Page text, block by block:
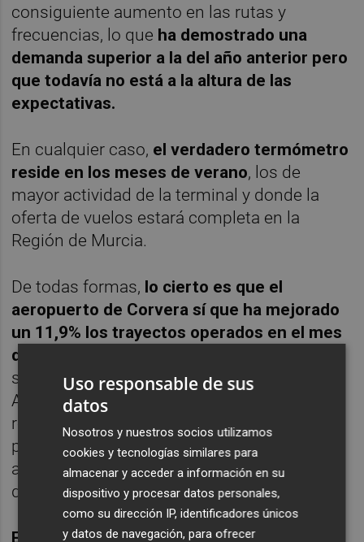
consiguiente aumento en las rutas y
frecuencias, lo que ha demostrado una
demanda superior a la del año anterior pero
que todavía no está a la altura de las
expectativas.
En cualquier caso, el verdadero termómetro
reside en los meses de verano, los de
mayor actividad de la terminal y donde la
oferta de vuelos estará completa en la
Región de Murcia.
De todas formas, lo cierto es que el
aeropuerto de Corvera sí que ha mejorado
un 11,9% los trayectos operados en el mes
de abril hasta los 783,
similar a los 791 que registró en 2019.
Además, este mes también contaba con el
refuerzo por la transferencia de pasajeros
procedentes del sector ferroviario, tras el
accidente ferroviario de Adamuz (Córdoba)
del pasado 18 de enero.
Uso responsable de sus
datos
Nosotros y nuestros socios utilizamos
cookies y tecnologías similares para
almacenar y acceder a información en su
dispositivo y procesar datos personales,
como su dirección IP, identificadores únicos
y datos de navegación, para ofrecer